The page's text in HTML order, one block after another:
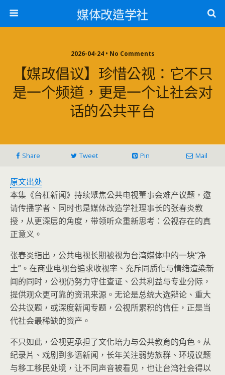
媒体改造学社
2026-04-24 • No Comments
【媒改倡议】珍惜公视：它不只
是一个频道，更是一个让社会对
话的公共平台
Share Tweet Pin Mail
原文出处
本集《台杠新闻》持续聚焦公共电视董事会难产议题，邀
请传播学者、同时也是媒体改造学社理事长的张春炎教
授，从更深层的角度，带领听众重新思考：公视存在的真
正意义。
张春炎指出，公共电视长期被视为台湾媒体中的一块“净
土”。在商业电视台追求收视率、充斥同质化与情绪渲染新
闻的同时，公视仍努力守住查证、公共利益与专业分际，
提供观众更可靠的资讯来源。无论是总统大选辩论、重大
公共议题，或深度新闻专题，公视所累积的信任，正是当
代社会最稀缺的资产。
不只如此，公视更承担了文化培力与公共教育的角色。从
纪录片、戏剧到多语新闻，长年关注弱势族群、环境议题
与移工移民处境，让不同声音被看见，也让台湾社会得以